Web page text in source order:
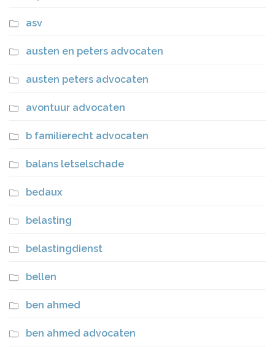
asv
austen en peters advocaten
austen peters advocaten
avontuur advocaten
b familierecht advocaten
balans letselschade
bedaux
belasting
belastingdienst
bellen
ben ahmed
ben ahmed advocaten